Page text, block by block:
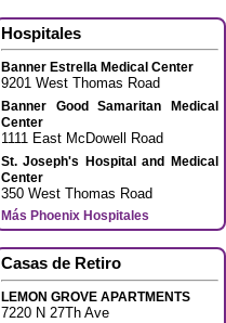
Hospitales
Banner Estrella Medical Center
9201 West Thomas Road
Banner Good Samaritan Medical
Center
1111 East McDowell Road
St. Joseph's Hospital and Medical
Center
350 West Thomas Road
Más Phoenix Hospitales
Casas de Retiro
LEMON GROVE APARTMENTS
7220 N 27Th Ave